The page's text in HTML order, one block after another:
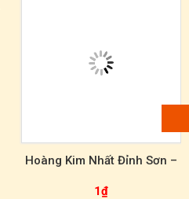
Hoàng Kim Nhất Đỉnh Sơn –
– TST00021
1₫